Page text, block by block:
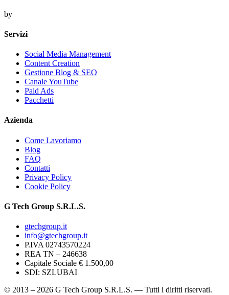
by
Servizi
Social Media Management
Content Creation
Gestione Blog & SEO
Canale YouTube
Paid Ads
Pacchetti
Azienda
Come Lavoriamo
Blog
FAQ
Contatti
Privacy Policy
Cookie Policy
G Tech Group S.R.L.S.
gtechgroup.it
info@gtechgroup.it
P.IVA 02743570224
REA TN – 246638
Capitale Sociale € 1.500,00
SDI: SZLUBAI
© 2013 – 2026 G Tech Group S.R.L.S. — Tutti i diritti riservati.